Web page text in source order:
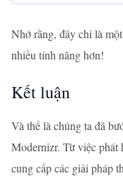
Nhớ rằng, đây chỉ là
nhiều tính năng hơn!
Kết luận
Và thế là chúng ta đã
Modernizr. Từ việc phát
cung cấp các giải pháp